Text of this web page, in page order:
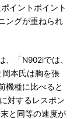
イントポイント
ングが重ねられ
「N902iでは、
本氏は胸を張
機種に比べると
対するレスポン
と同等の速度が